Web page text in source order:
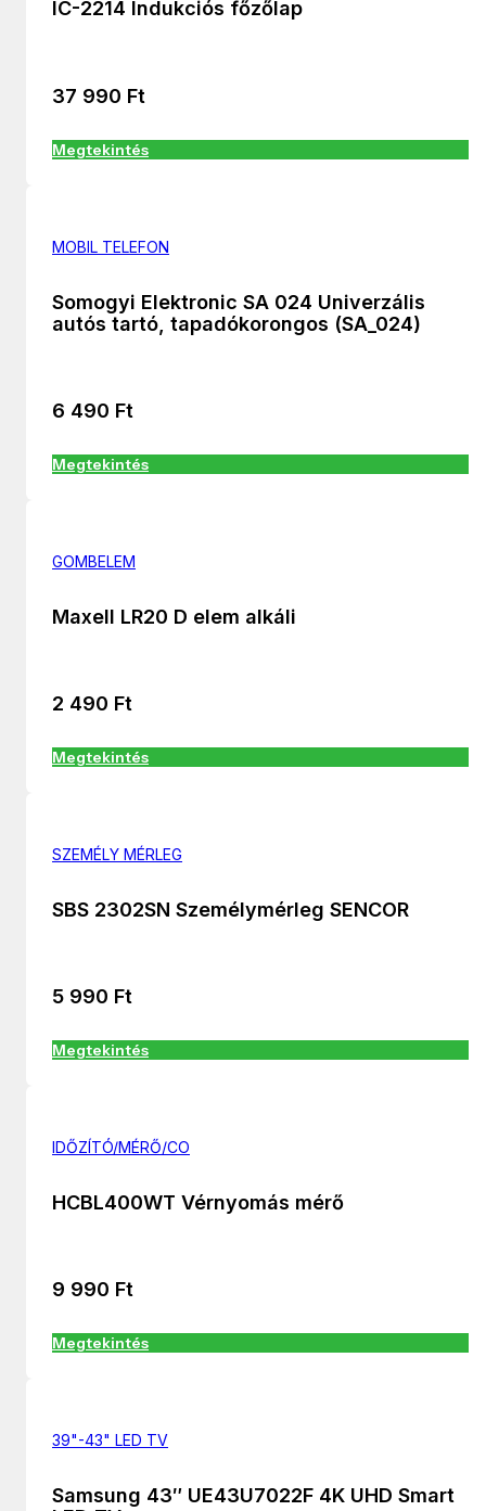
IC-2214 Indukciós főzőlap
37 990 Ft
Megtekintés
MOBIL TELEFON
Somogyi Elektronic SA 024 Univerzális
autós tartó, tapadókorongos (SA_024)
6 490 Ft
Megtekintés
GOMBELEM
Maxell LR20 D elem alkáli
2 490 Ft
Megtekintés
SZEMÉLY MÉRLEG
SBS 2302SN Személymérleg SENCOR
5 990 Ft
Megtekintés
IDŐZÍTÓ/MÉRŐ/CO
HCBL400WT Vérnyomás mérő
9 990 Ft
Megtekintés
39"-43" LED TV
Samsung 43″ UE43U7022F 4K UHD Smart